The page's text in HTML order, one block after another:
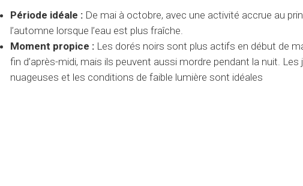
Période idéale : De mai à octobre, avec une activité accrue au
l’automne lorsque l’eau est plus fraîche.
Moment propice : Les dorés noirs sont plus actifs en début de
fin d’après-midi, mais ils peuvent aussi mordre pendant la nuit. Les
nuageuses et les conditions de faible lumière sont idéales